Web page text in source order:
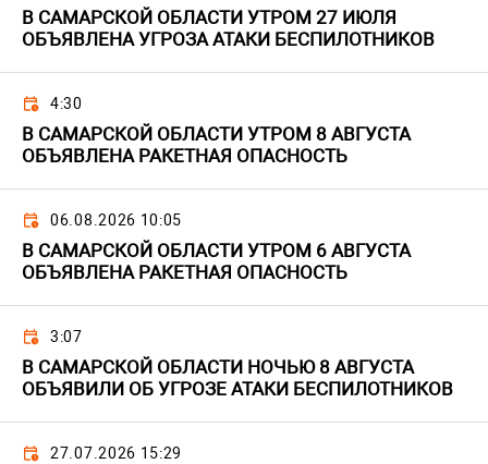
В САМАРСКОЙ ОБЛАСТИ УТРОМ 27 ИЮЛЯ
ОБЪЯВЛЕНА УГРОЗА АТАКИ БЕСПИЛОТНИКОВ
4:30
В САМАРСКОЙ ОБЛАСТИ УТРОМ 8 АВГУСТА
ОБЪЯВЛЕНА РАКЕТНАЯ ОПАСНОСТЬ
06.08.2026 10:05
В САМАРСКОЙ ОБЛАСТИ УТРОМ 6 АВГУСТА
ОБЪЯВЛЕНА РАКЕТНАЯ ОПАСНОСТЬ
3:07
В САМАРСКОЙ ОБЛАСТИ НОЧЬЮ 8 АВГУСТА
ОБЪЯВИЛИ ОБ УГРОЗЕ АТАКИ БЕСПИЛОТНИКОВ
27.07.2026 15:29